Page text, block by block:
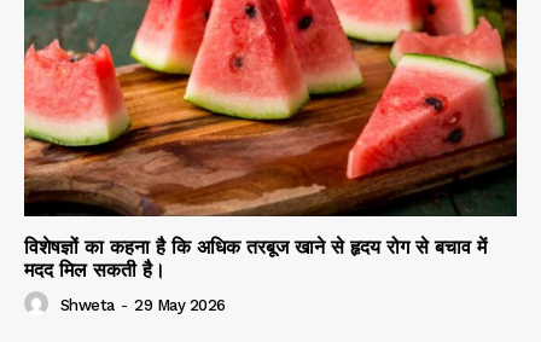
विशेषज्ञों का कहना है कि अधिक तरबूज खाने से हृदय रोग से बचाव में
मदद मिल सकती है।
Shweta - 29 May 2026